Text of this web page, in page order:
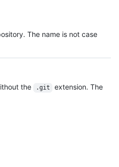
The name is not case
the
.git
extension. The